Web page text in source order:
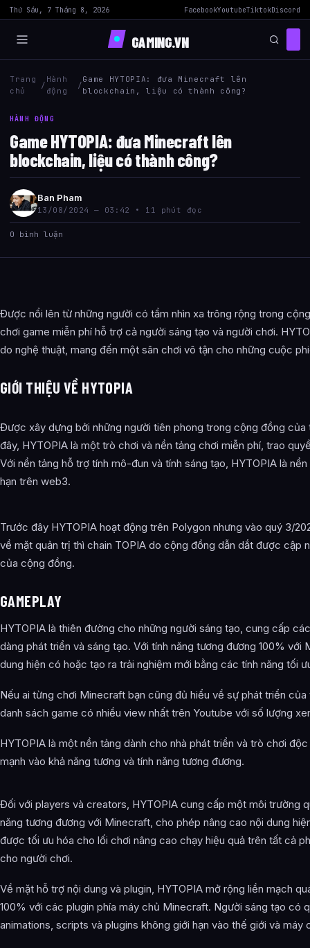
Thứ Sáu, 7 Tháng 8, 2026 FacebookYoutubeTiktokDiscord
GAMING.VN
Trang
chủ
/
Hành
động
/
Game HYTOPIA: đưa Minecraft lên
blockchain, liệu có thành công?
HÀNH ĐỘNG
Game HYTOPIA: đưa Minecraft lên
blockchain, liệu có thành công?
Ban Pham
13/08/2024 — 03:42 • 11 phút đọc
0 bình luận
Được nổi lên từ những người có tầm nhìn xa trông rộng trong
chơi game miễn phí hỗ trợ cả người sáng tạo và người chơi.
do nghệ thuật, mang đến một sân chơi vô tận cho những cuộc
GIỚI THIỆU VỀ HYTOPIA
Được xây dựng bởi những người tiên phong trong cộng đồng
đây, HYTOPIA là một trò chơi và nền tảng chơi miễn phí, trao
Với nền tảng hỗ trợ tính mô-đun và tính sáng tạo, HYTOPIA là
hạn trên web3.
Trước đây HYTOPIA hoạt động trên Polygon nhưng vào quý 3/
về mặt quản trị thì chain TOPIA do cộng đồng dẫn dắt được cập
của cộng đồng.
GAMEPLAY
HYTOPIA là thiên đường cho những người sáng tạo, cung cấp
dàng phát triển và sáng tạo. Với tính năng tương đương 100%
dung hiện có hoặc tạo ra trải nghiệm mới bằng các tính năng tối
Nếu ai từng chơi Minecraft bạn cũng đủ hiểu về sự phát triển
danh sách game có nhiều view nhất trên Youtube với số lượng
HYTOPIA là một nền tảng dành cho nhà phát triển và trò chơi
mạnh vào khả năng tương và tính năng tương đương.
Đối với players và creators, HYTOPIA cung cấp một môi trường
năng tương đương với Minecraft, cho phép nâng cao nội dung
được tối ưu hóa cho lối chơi nâng cao chạy hiệu quả trên tất cả
cho người chơi.
Về mặt hỗ trợ nội dung và plugin, HYTOPIA mở rộng liền mạch
100% với các plugin phía máy chủ Minecraft. Người sáng tạo
animations, scripts và plugins không giới hạn vào thế giới và máy